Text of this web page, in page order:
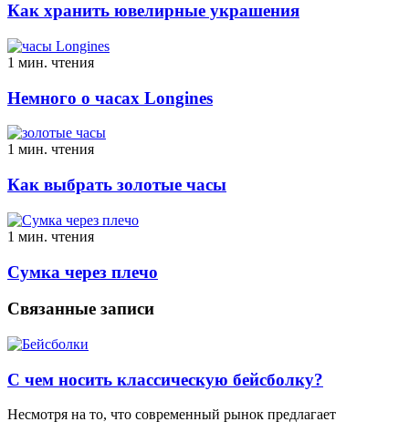
Как хранить ювелирные украшения
1 мин. чтения
Немного о часах Longines
1 мин. чтения
Как выбрать золотые часы
1 мин. чтения
Сумка через плечо
Связанные записи
С чем носить классическую бейсболку?
Несмотря на то, что современный рынок предлагает